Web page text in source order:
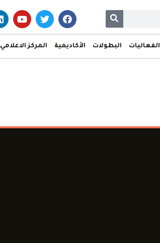
الفعاليات البطولات الأكاديمية المركز الاعلامي